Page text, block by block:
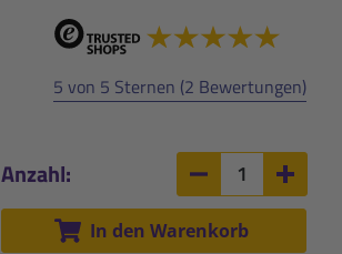
5 von 5 Sternen (2 Bewertungen)
Anzahl: Anzahl um 1
In den Warenkorb